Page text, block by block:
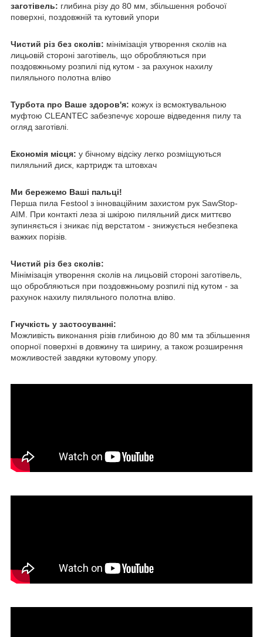
заготівель: глибина різу до 80 мм, збільшення робочої
поверхні, поздовжній та кутовий упори
Чистий різ без сколів: мінімізація утворення сколів на
лицьовій стороні заготівель, що обробляються при
поздовжньому розпилі під кутом - за рахунок нахилу
пиляльного полотна вліво
Турбота про Ваше здоров'я: кожух із всмоктувальною
муфтою CLEANTEC забезпечує хороше відведення пилу та
огляд заготівлі.
Економія місця: у бічному відсіку легко розміщуються
пиляльний диск, картридж та штовхач
Ми бережемо Ваші пальці!
Перша пила Festool з інноваційним захистом рук SawStop-
AIM. При контакті леза зі шкірою пиляльний диск миттєво
зупиняється і зникає під верстатом - знижується небезпека
важких порізів.
Чистий різ без сколів:
Мінімізація утворення сколів на лицьовій стороні заготівель,
що обробляються при поздовжньому розпилі під кутом - за
рахунок нахилу пиляльного полотна вліво.
Гнучкість у застосуванні:
Можливість виконання різів глибиною до 80 мм та збільшення
опорної поверхні в довжину та ширину, а також розширення
можливостей завдяки кутовому упору.